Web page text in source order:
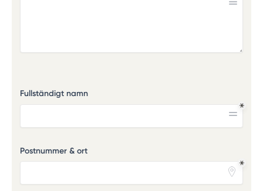
Fullständigt namn
Postnummer & ort